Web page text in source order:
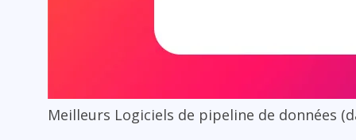
Meilleurs Logiciels de pipeline de données